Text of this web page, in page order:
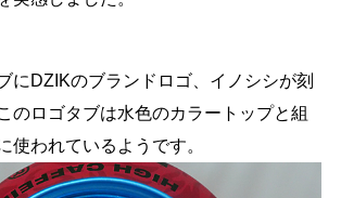
にDZIKのブランドロゴ、イノシシが刻
のロゴタブは水色のカラートップと組
使われているようです。